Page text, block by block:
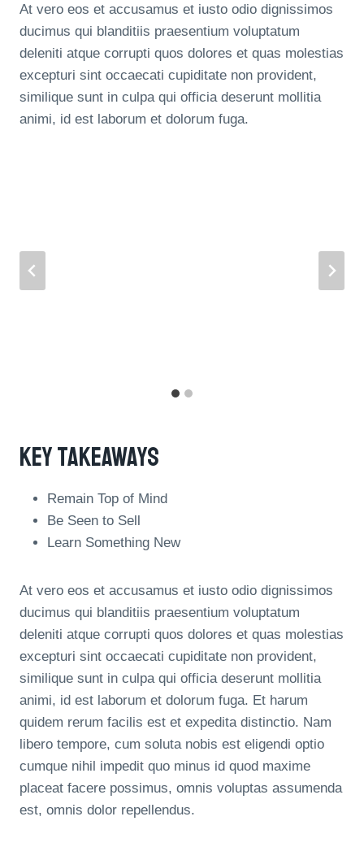
At vero eos et accusamus et iusto odio dignissimos
ducimus qui blanditiis praesentium voluptatum
deleniti atque corrupti quos dolores et quas molestias
excepturi sint occaecati cupiditate non provident,
similique sunt in culpa qui officia deserunt mollitia
animi, id est laborum et dolorum fuga.
Key Takeaways
Remain Top of Mind
Be Seen to Sell
Learn Something New
At vero eos et accusamus et iusto odio dignissimos
ducimus qui blanditiis praesentium voluptatum
deleniti atque corrupti quos dolores et quas molestias
excepturi sint occaecati cupiditate non provident,
similique sunt in culpa qui officia deserunt mollitia
animi, id est laborum et dolorum fuga. Et harum
quidem rerum facilis est et expedita distinctio. Nam
libero tempore, cum soluta nobis est eligendi optio
cumque nihil impedit quo minus id quod maxime
placeat facere possimus, omnis voluptas assumenda
est, omnis dolor repellendus.